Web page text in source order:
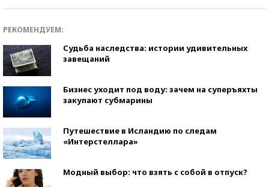
РЕКОМЕНДУЕМ:
Судьба наследства: истории удивительных
завещаний
Бизнес уходит под воду: зачем на суперъяхты
закупают субмарины
Путешествие в Исландию по следам
«Интерстеллара»
Модный выбор: что взять с собой в отпуск?